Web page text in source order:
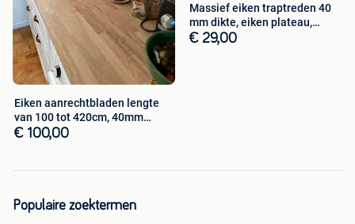
Eiken aanrechtbladen lengte
van 100 tot 420cm, 40mm
werkblad
€ 100,00
Massief eiken traptreden 40
mm dikte, eiken plateau,
stootb.
€ 29,00
Populaire zoektermen